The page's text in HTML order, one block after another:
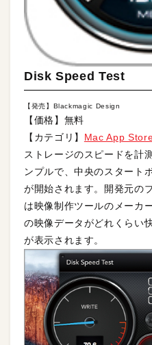
Disk Speed Test
【発売】Blackmagic Design
【価格】無料
【カテゴリ】 Mac App
ストレージのスピードを計
ンプルで、中央のスタート
が開始されます。開発元の
は映像制作ツールのメーカ
の映像データがどれくらい
が表示されます。